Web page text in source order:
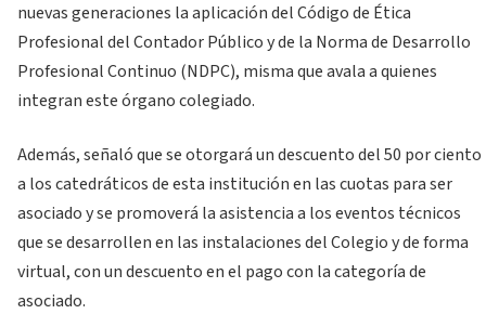
nuevas generaciones la aplicación del Código de Ética
Profesional del Contador Público y de la Norma de Desarrollo
Profesional Continuo (NDPC), misma que avala a quienes
integran este órgano colegiado.
Además, señaló que se otorgará un descuento del 50 por ciento
a los catedráticos de esta institución en las cuotas para ser
asociado y se promoverá la asistencia a los eventos técnicos
que se desarrollen en las instalaciones del Colegio y de forma
virtual, con un descuento en el pago con la categoría de
asociado.